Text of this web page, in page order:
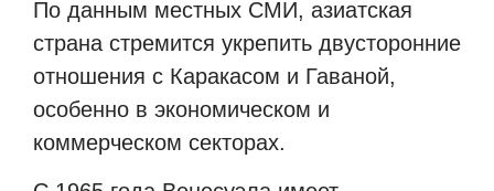
По данным местных СМИ, азиатская
страна стремится укрепить двусторонние
отношения с Каракасом и Гаваной,
особенно в экономическом и
коммерческом секторах.